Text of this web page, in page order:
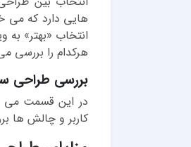
هایی دارد که می
انتخاب «بهتر»
هرکدام را بررسی
بررسی طراحی
در این قسمت می
کاربر و چالش ها